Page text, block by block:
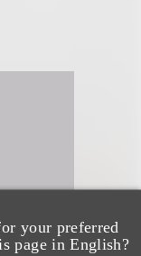
your preferred
page in English?